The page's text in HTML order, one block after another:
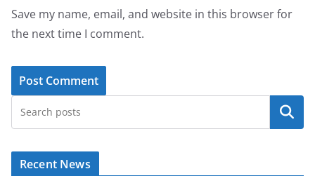
Save my name, email, and website in this browser for
the next time I comment.
Search
Recent News